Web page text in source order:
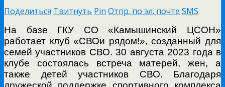
Поделиться Твитнуть Pin Отпр. по эл. почте SMS
На базе ГКУ СО «Камышинский ЦСОН»
работает клуб «СВОи рядом!», созданный для
семей участников СВО. 30 августа 2023 года в
клубе состоялась встреча матерей, жен, а
также детей участников СВО. Благодаря